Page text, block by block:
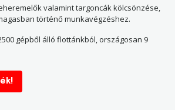
valamint targoncák kölcsönzése,
történő munkavégzéshez.
gépből álló flottánkból, országosan 9